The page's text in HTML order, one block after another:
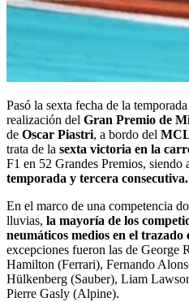
Pasó la sexta fecha de la
realización del Gran Premio de
de Oscar Piastri, a bordo del
trata de la sexta victoria en la
F1 en 52 Grandes Premios, siendo
temporada y tercera consecutiva.
En el marco de una competencia
lluvias, la mayoría de los
neumáticos medios en el trazado
excepciones fueron las de George
Hamilton (Ferrari), Fernando
Hülkenberg (Sauber), Liam
Pierre Gasly (Alpine).